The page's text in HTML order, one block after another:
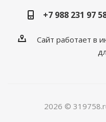
+7 988 231 97
Сайт работает в
2026 ©